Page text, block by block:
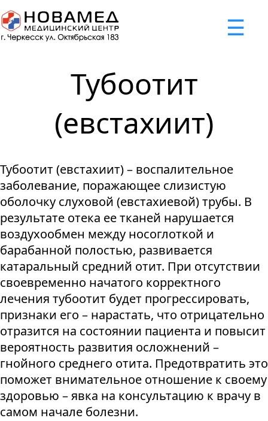
☰
x
Задать вопрос
данных."
Отправить вопрос
Успешно
Мы свяжемся с вами в ближайшее время
Неудача
Некорректно введен номер телефона
Неудача
Отклонена капча
Неудача
Не введено имя или вопрос
Неудача
Не принято соглашение
Тубоотит
(евстахиит)
Тубоотит (евстахиит) – воспалительное
заболевание, поражающее слизистую
оболочку слуховой (евстахиевой) трубы. В
результате отека ее тканей нарушается
воздухообмен между носоглоткой и
барабанной полостью, развивается
катаральный средний отит. При отсутствии
своевременно начатого корректного
лечения тубоотит будет прогрессировать,
признаки его – нарастать, что отрицательно
отразится на состоянии пациента и повысит
вероятность развития осложнений –
гнойного среднего отита. Предотвратить это
поможет внимательное отношение к своему
здоровью – явка на консультацию к врачу в
самом начале болезни.